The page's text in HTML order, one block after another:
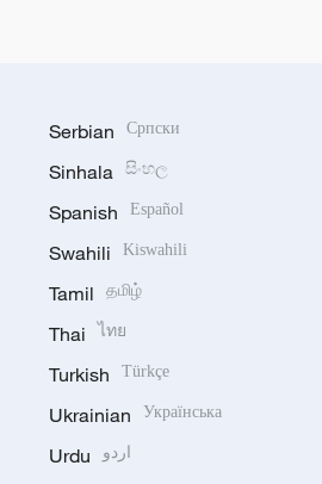
Serbian Српски
Sinhala සිංහල
Spanish Español
Swahili Kiswahili
Tamil தமிழ்
Thai ไทย
Turkish Türkçe
Ukrainian Українська
Urdu اردو